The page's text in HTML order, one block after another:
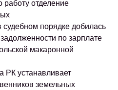
отделение
порядке добилась
по зарплате
макаронной
РК устанавливает
земельных